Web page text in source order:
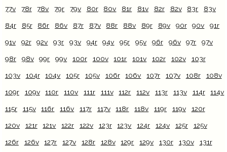
77v 78r 78v 79r 79v 80r 80v 81r 81v 82r 82v 83r 83v
84r 85r 86r 86v 87r 87v 88r 88v 89r 89v 90r 90v 91r
91v 92r 92v 93r 93v 94r 94v 95r 95v 96r 96v 97r 97v
98r 98v 99r 99v 100r 100v 101r 101v 102r 102v 103r
103v 104r 104v 105r 105v 106r 106v 107r 107v 108r 108v
109r 109v 110r 110v 111r 111v 112r 112v 113r 113v 114r 114v
115r 115v 116r 116v 117r 117v 118r 118v 119r 119v 120r
120v 121r 121v 122r 122v 123r 123v 124r 124v 125r 125v
126r 126v 127r 127v 128r 128v 129r 129v 130r 130v 131r